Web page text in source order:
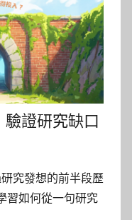
證研究缺口
究發想的前半段歷
習如何從一句研究